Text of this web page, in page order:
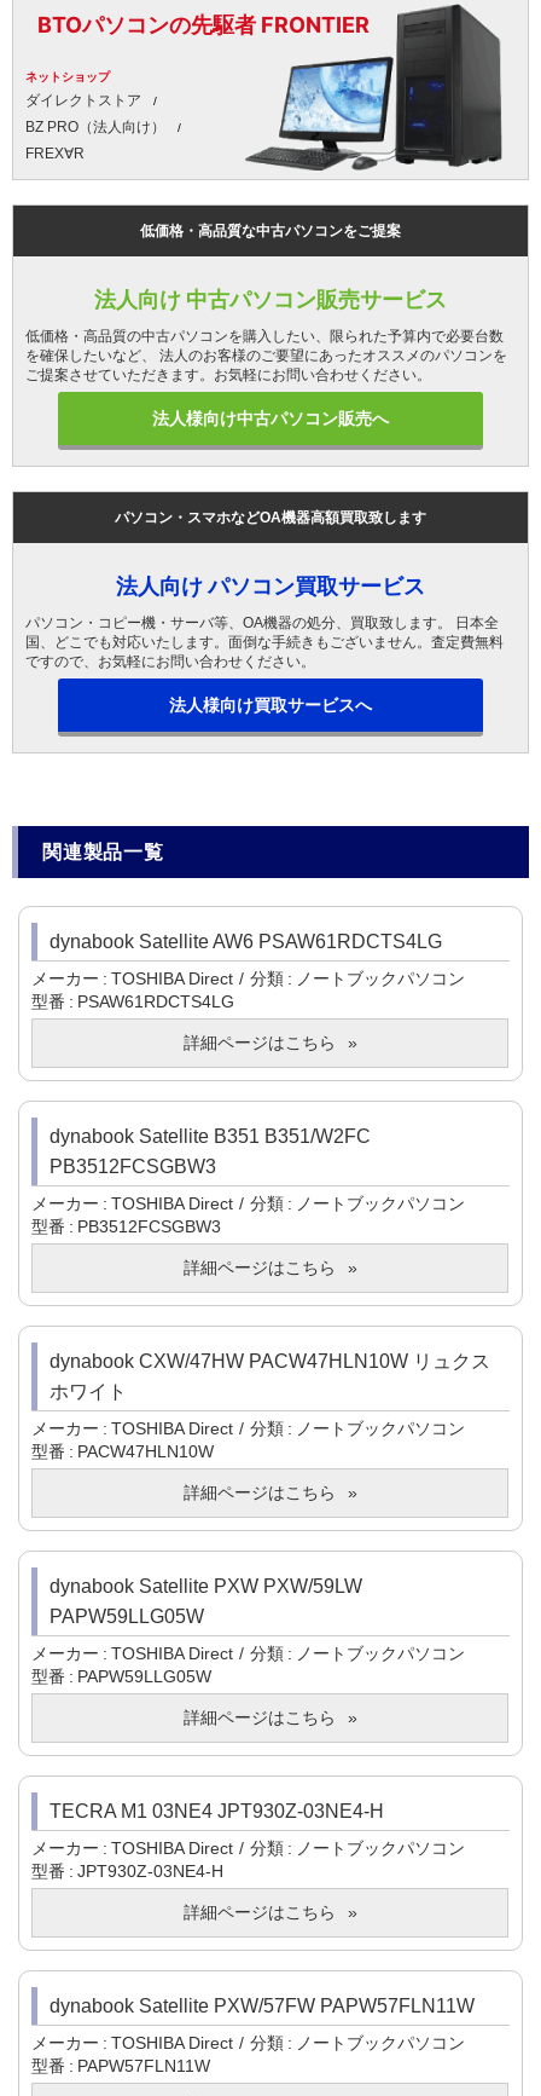
BTOパソコンの先駆者 FRONTIER
ネットショップ
ダイレクトストア
BZ PRO（法人向け）
FREX∀R
低価格・高品質な中古パソコンをご提案
法人向け 中古パソコン販売サービス
低価格・高品質の中古パソコンを購入したい、限られた予算内で必要台数
を確保したいなど、 法人のお客様のご要望にあったオススメのパソコンを
ご提案させていただきます。お気軽にお問い合わせください。
法人様向け中古パソコン販売へ
パソコン・スマホなどOA機器高額買取致します
法人向け パソコン買取サービス
パソコン・コピー機・サーバ等、OA機器の処分、買取致します。 日本全
国、どこでも対応いたします。面倒な手続きもございません。査定費無料
ですので、お気軽にお問い合わせください。
法人様向け買取サービスへ
関連製品一覧
dynabook Satellite AW6 PSAW61RDCTS4LG
メーカー TOSHIBA Direct 分類
ノートブックパソコン
型番
PSAW61RDCTS4LG
詳細ページはこちら
dynabook Satellite B351 B351/W2FC
PB3512FCSGBW3
メーカー TOSHIBA Direct 分類
ノートブックパソコン
型番
PB3512FCSGBW3
詳細ページはこちら
dynabook CXW/47HW PACW47HLN10W リュクス
ホワイト
メーカー TOSHIBA Direct 分類
ノートブックパソコン
型番
PACW47HLN10W
詳細ページはこちら
dynabook Satellite PXW PXW/59LW
PAPW59LLG05W
メーカー TOSHIBA Direct 分類
ノートブックパソコン
型番
PAPW59LLG05W
詳細ページはこちら
TECRA M1 03NE4 JPT930Z-03NE4-H
メーカー TOSHIBA Direct 分類
ノートブックパソコン
型番
JPT930Z-03NE4-H
詳細ページはこちら
dynabook Satellite PXW/57FW PAPW57FLN11W
メーカー TOSHIBA Direct 分類
ノートブックパソコン
型番
PAPW57FLN11W